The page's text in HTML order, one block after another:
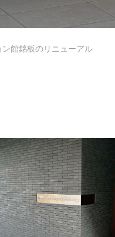
ン館銘板のリニューアル